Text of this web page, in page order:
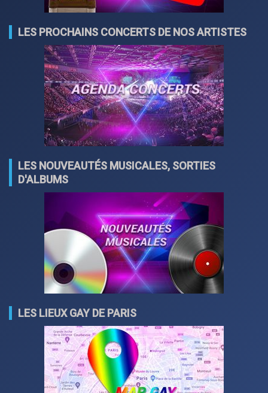
LES PROCHAINS CONCERTS DE NOS ARTISTES
LES NOUVEAUTÉS MUSICALES, SORTIES
D'ALBUMS
LES LIEUX GAY DE PARIS